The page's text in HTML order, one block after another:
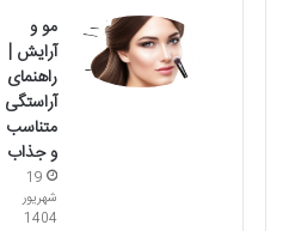
مو و
آرایش |
راهنمای
آراستگی
متناسب
و جذاب
19
شهریور
1404